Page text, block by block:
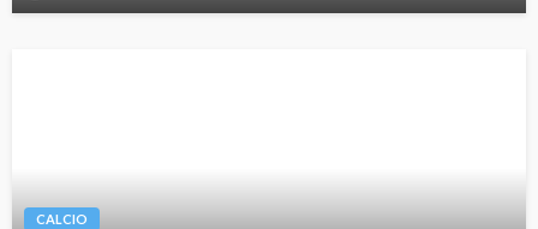
CALCIO